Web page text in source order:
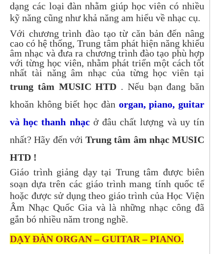
dạng các loại đàn nhằm giúp học viên có nhiều
kỹ năng cũng như khả năng am hiểu về nhạc cụ.
Với chương trình đào tạo từ căn bản đến nâng
cao có hệ thống, Trung tâm phát hiện năng khiếu
âm nhạc và đưa ra chương trình đào tạo phù hợp
với từng học viên, nhằm phát triển một cách tốt
nhất tài năng âm nhạc của từng học viên tại
trung tâm MUSIC HTD . Nếu bạn đang băn
khoăn không biết học đàn organ, piano, guitar
và học thanh nhạcở đâu chất lượng và uy tín
nhất? Hãy đến với Trung tâm âm nhạc MUSIC
HTD !
Giáo trình giảng dạy tại Trung tâm được biên
soạn dựa trên các giáo trình mang tính quốc tế
hoặc được sử dụng theo giáo trình của Học Viện
Âm Nhạc Quốc Gia và là những nhạc công đã
gắn bó nhiều năm trong nghề.
DẠY ĐÀN ORGAN – GUITAR – PIANO.